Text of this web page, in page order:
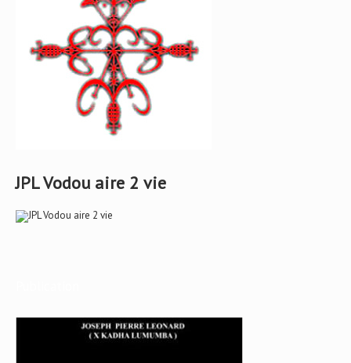
JPL Vodou aire 2 vie